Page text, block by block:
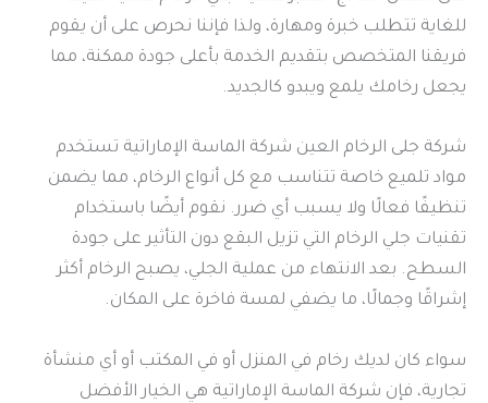
للغاية تتطلب خبرة ومهارة، ولذا فإننا نحرص على أن يقوم
فريقنا المتخصص بتقديم الخدمة بأعلى جودة ممكنة، مما
يجعل رخامك يلمع ويبدو كالجديد.
شركة جلى الرخام العين شركة الماسة الإماراتية تستخدم
مواد تلميع خاصة تتناسب مع كل أنواع الرخام، مما يضمن
تنظيفًا فعالًا ولا يسبب أي ضرر. نقوم أيضًا باستخدام
تقنيات جلي الرخام التي تزيل البقع دون التأثير على جودة
السطح. بعد الانتهاء من عملية الجلي، يصبح الرخام أكثر
إشراقًا وجمالًا، ما يضفي لمسة فاخرة على المكان.
سواء كان لديك رخام في المنزل أو في المكتب أو أي منشأة
تجارية، فإن شركة الماسة الإماراتية هي الخيار الأفضل